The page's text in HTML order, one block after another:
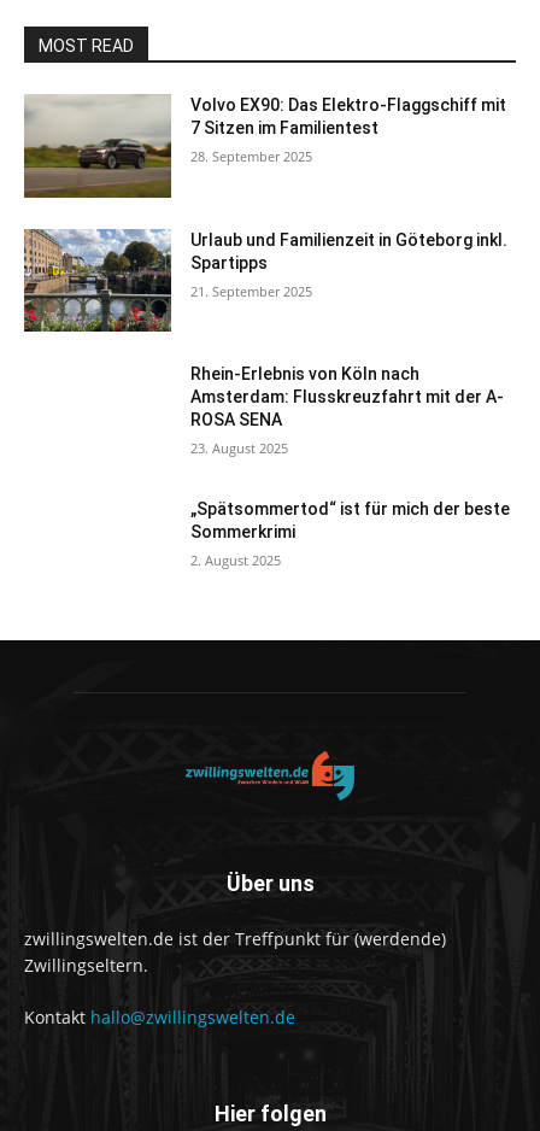
MOST READ
Volvo EX90: Das Elektro-Flaggschiff mit
7 Sitzen im Familientest
28. September 2025
Urlaub und Familienzeit in Göteborg inkl.
Spartipps
21. September 2025
Rhein-Erlebnis von Köln nach
Amsterdam: Flusskreuzfahrt mit der A-
ROSA SENA
23. August 2025
„Spätsommertod“ ist für mich der beste
Sommerkrimi
2. August 2025
Über uns
zwillingswelten.de ist der Treffpunkt für (werdende)
Zwillingseltern.
Kontakt hallo@zwillingswelten.de
Hier folgen